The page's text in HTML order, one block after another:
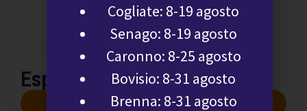
Espettorato: esame colturale
SCOPRI DI PIÙ
Cogliate: 8-19 agosto
Senago: 8-19 agosto
Caronno: 8-25 agosto
Bovisio: 8-31 agosto
Brenna: 8-31 agosto